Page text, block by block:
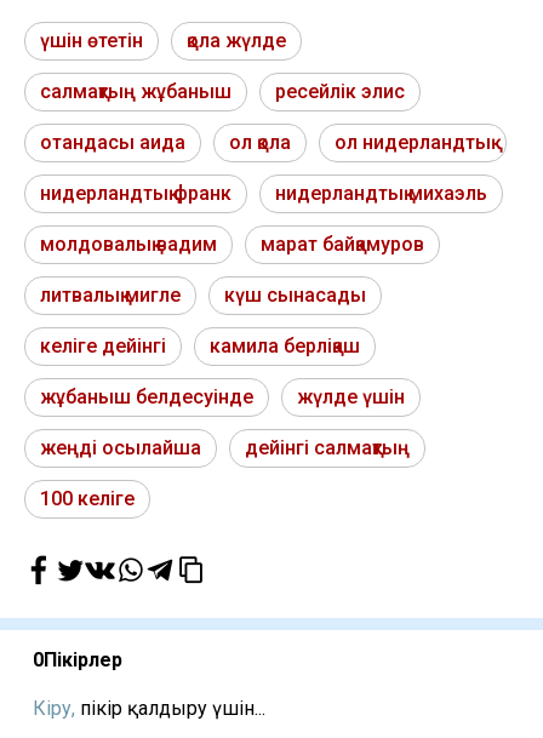
үшін өтетін қола жүлде
салмақтың жұбаныш ресейлік элис
отандасы аида ол қола ол нидерландтық
нидерландтық франк нидерландтық михаэль
молдовалық вадим марат байқамуров
литвалық мигле күш сынасады
келіге дейінгі камила берліқаш
жұбаныш белдесуінде жүлде үшін
жеңді осылайша дейінгі салмақтың
100 келіге
0Пікірлер
Кіру, пікір қалдыру үшін...